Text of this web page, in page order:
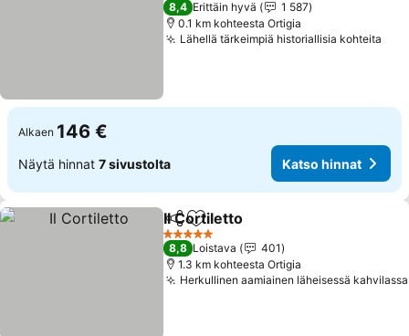
8,4 Erittäin hyvä
1 587
0.1 km kohteesta Ortigia
Lähellä tärkeimpiä historiallisia kohteita
Alkaen 146 €
Näytä hinnat 7 sivustolta Katso hinnat
Jaa Lisää suosikkeihin
Il Cortiletto
5 Tähtiluokitus
8,8 Loistava
401
1.3 km kohteesta Ortigia
Herkullinen aamiainen läheisessä kahvilassa